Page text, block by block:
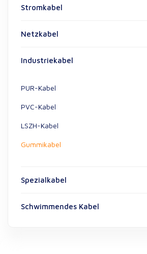
Stromkabel
Netzkabel
Industriekabel
PUR-Kabel
PVC-Kabel
LSZH-Kabel
Gummikabel
Spezialkabel
Schwimmendes Kabel